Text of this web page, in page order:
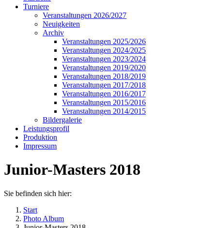
Turniere
Veranstaltungen 2026/2027
Neuigkeiten
Archiv
Veranstaltungen 2025/2026
Veranstaltungen 2024/2025
Veranstaltungen 2023/2024
Veranstaltungen 2019/2020
Veranstaltungen 2018/2019
Veranstaltungen 2017/2018
Veranstaltungen 2016/2017
Veranstaltungen 2015/2016
Veranstaltungen 2014/2015
Bildergalerie
Leistungsprofil
Produktion
Impressum
Junior-Masters 2018
Sie befinden sich hier:
Start
Photo Album